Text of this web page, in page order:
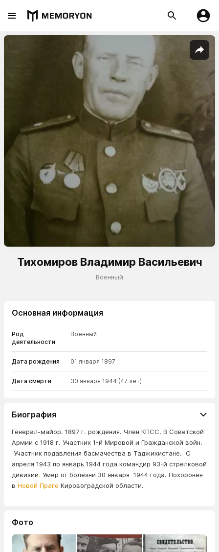
Тихомиров Владимир Васильевич
Военный
Основная информация
Род
деятельности
Военный
Дата рождения 01 января 1897
Дата смерти 30 января 1944 (47 лет)
Биография
Генерал-майор. 1897 г. рождения. Член КПСС. В Советской
Армии с 1918 г. Участник 1-й Мировой и Гражданской войн.
Участник подавления басмачества в Таджикистане. С
апреля 1943 по январь 1944 года командир 93-й стрелковой
дивизии. Умер от болезни 30 января 1944 года. Похоронен
в Новой Праге Кировоградской области.
Фото